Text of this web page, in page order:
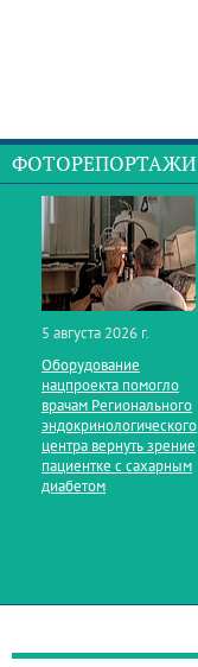
ФОТОРЕПОРТАЖИ
5 августа 2026 г.
Оборудование
нацпроекта помогло
врачам Регионального
эндокринологического
центра вернуть зрение
пациентке с сахарным
диабетом